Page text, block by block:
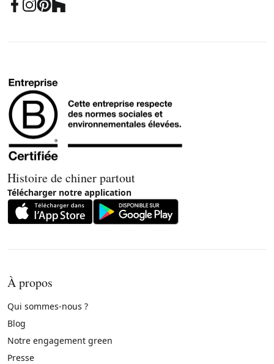
Histoire de chiner partout
Télécharger notre application
À propos
Qui sommes-nous ?
Blog
Notre engagement green
Presse